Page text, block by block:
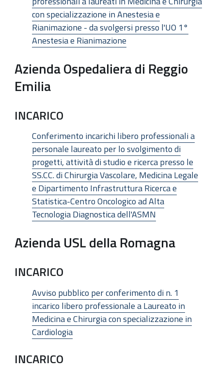
con specializzazione in Anestesia e
Rianimazione - da svolgersi presso l'UO 1°
Anestesia e Rianimazione
Azienda Ospedaliera di Reggio
Emilia
INCARICO
Conferimento incarichi libero professionali a
personale laureato per lo svolgimento di
progetti, attività di studio e ricerca presso le
SS.CC. di Chirurgia Vascolare, Medicina Legale
e Dipartimento Infrastruttura Ricerca e
Statistica-Centro Oncologico ad Alta
Tecnologia Diagnostica dell'ASMN
Azienda USL della Romagna
INCARICO
Avviso pubblico per conferimento di n. 1
incarico libero professionale a Laureato in
Medicina e Chirurgia con specializzazione in
Cardiologia
INCARICO